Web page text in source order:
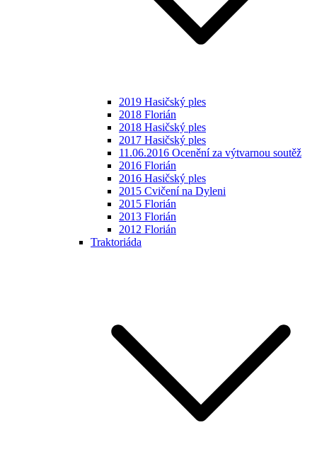
2019 Hasičský ples
2018 Florián
2018 Hasičský ples
2017 Hasičský ples
11.06.2016 Ocenění za výtvarnou soutěž
2016 Florián
2016 Hasičský ples
2015 Cvičení na Dyleni
2015 Florián
2013 Florián
2012 Florián
Traktoriáda